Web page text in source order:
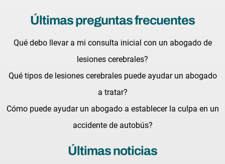
Últimas preguntas frecuentes
Qué debo llevar a mi consulta inicial con un abogado de
lesiones cerebrales?
Qué tipos de lesiones cerebrales puede ayudar un abogado
a tratar?
Cómo puede ayudar un abogado a establecer la culpa en un
accidente de autobús?
Últimas noticias